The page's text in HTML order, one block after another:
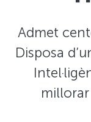
Admet
Disposa